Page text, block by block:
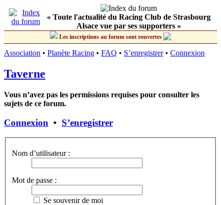
« Toute l'actualité du Racing Club de Strasbourg
Alsace vue par ses supporters »
Les inscriptions au forum sont rouvertes
Association • Planète Racing • FAQ • S’enregistrer• Connexion
Taverne
Vous n’avez pas les permissions requises pour consulter les
sujets de ce forum.
Connexion • S’enregistrer
Nom d’utilisateur :
Mot de passe :
Se souvenir de moi